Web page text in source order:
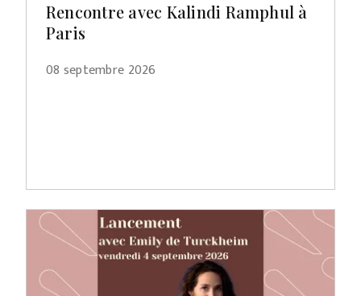
Rencontre avec Kalindi Ramphul à
Paris
08 septembre 2026